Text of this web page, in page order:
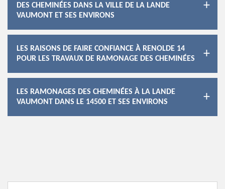
DES CHEMINÉES DANS LA VILLE DE LA LANDE
VAUMONT ET SES ENVIRONS
LES RAISONS DE FAIRE CONFIANCE À RENOLDE 14
POUR LES TRAVAUX DE RAMONAGE DES CHEMINÉES
LES RAMONAGES DES CHEMINÉES À LA LANDE
VAUMONT DANS LE 14500 ET SES ENVIRONS